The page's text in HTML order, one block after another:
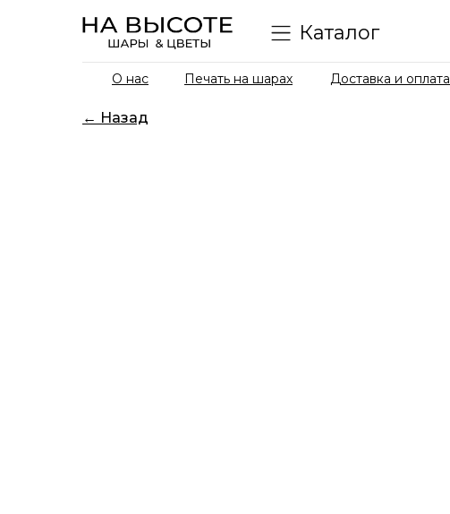
Каталог
Доставка и оплата
Печать на шарах
О нас
← Назад